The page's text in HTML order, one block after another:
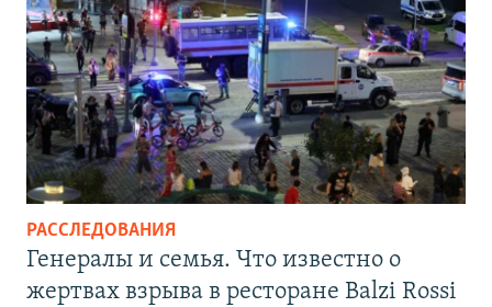
РАССЛЕДОВАНИЯ
Генералы и семья. Что известно о
жертвах взрыва в ресторане Balzi Rossi